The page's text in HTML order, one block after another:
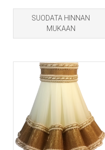
SUODATA HINNAN
MUKAAN